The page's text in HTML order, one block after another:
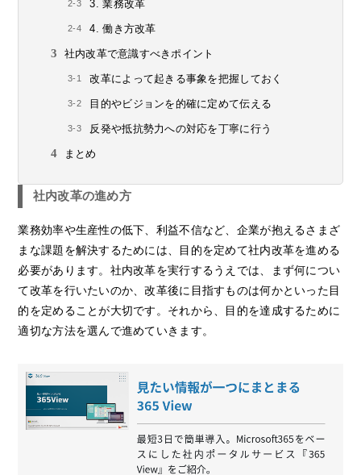
3. 業務改革
4. 働き方改革
社内改革で意識すべきポイント
改革によって起きる事象を把握しておく
目的やビジョンを的確に定めて伝える
反発や抵抗勢力への対応を丁寧に行う
まとめ
社内改革の進め方
業務効率や生産性の低下、利益不信など、企業が抱えるさまざ
まな課題を解決するためには、目的を定めて社内改革を進める
必要があります。社内改革を実行するうえでは、まず何につい
て改革を行いたいのか、改革後に目指すものは何かといった目
的を定めることが大切です。それから、目的を達成するために
適切な方法を選んで進めていきます。